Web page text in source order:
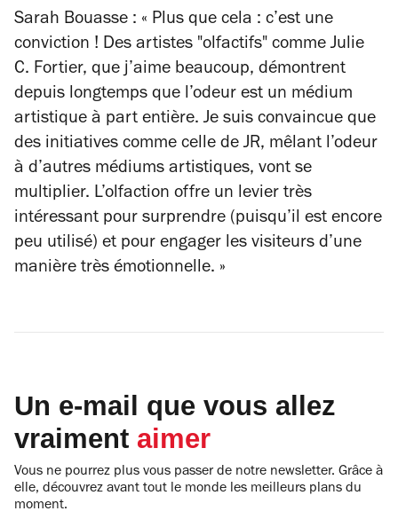
Sarah Bouasse : « Plus que cela : c’est une
conviction ! Des artistes "olfactifs" comme Julie
C. Fortier, que j’aime beaucoup, démontrent
depuis longtemps que l’odeur est un médium
artistique à part entière. Je suis convaincue que
des initiatives comme celle de JR, mêlant l’odeur
à d’autres médiums artistiques, vont se
multiplier. L’olfaction offre un levier très
intéressant pour surprendre (puisqu’il est encore
peu utilisé) et pour engager les visiteurs d’une
manière très émotionnelle. »
Un e-mail que vous allez
vraiment aimer
Vous ne pourrez plus vous passer de notre newsletter. Grâce à
elle, découvrez avant tout le monde les meilleurs plans du
moment.